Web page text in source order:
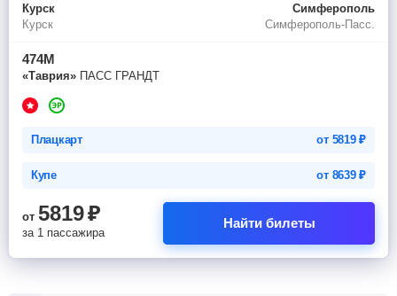
Курск
Симферополь
Курск
Симферополь-Пасс.
474М
«Таврия» ПАСС ГРАНДТ
Плацкарт от 5819₽
Купе от 8639₽
от 5819₽
за 1 пассажира
Найти билеты